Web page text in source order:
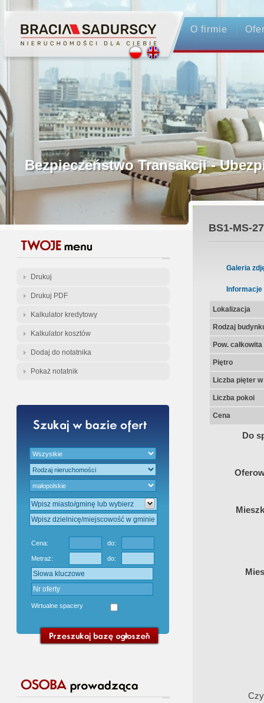
O firmie
Profesjonalne Pośrednictwo
Bezpieczeństwo Transakcji -
Licencjonowani Pośrednicy
Gwarancja Zwrotu Zadatku
Gratis - Przedwstępna Umowa
Drukuj
Drukuj PDF
Kalkulator kredytowy
Kalkulator kosztów
Dodaj do notatnika
Pokaż notatnik
Cena: do:
Metraż: do:
Wirtualne spacery
BS1-MS-
Galeria
Informacje
Lokalizacja
Rodzaj
Pow.
Piętro
Liczba pięter
Liczba pokoi
Cena
Do